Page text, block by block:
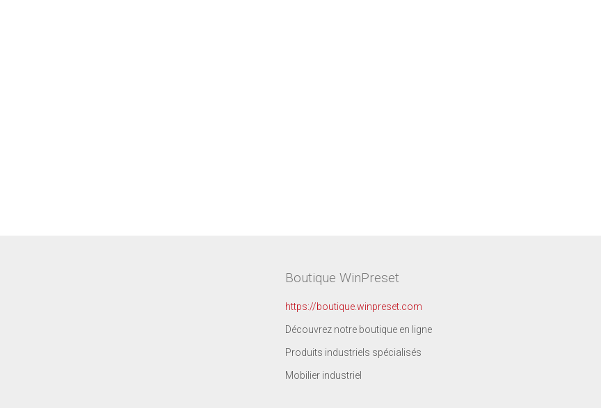
Boutique WinPreset
https://boutique.winpreset.com
Découvrez notre boutique en ligne
Produits industriels spécialisés
Mobilier industriel